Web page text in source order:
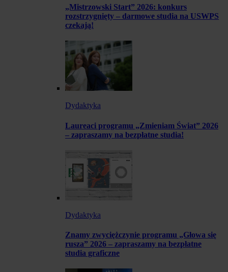
„Mistrzowski Start” 2026: konkurs
rozstrzygnięty – darmowe studia na USWPS
czekają!
Dydaktyka
Laureaci programu „Zmieniam Świat” 2026
– zapraszamy na bezpłatne studia!
Dydaktyka
Znamy zwyciężczynie programu „Głowa się
rusza” 2026 – zapraszamy na bezpłatne
studia graficzne